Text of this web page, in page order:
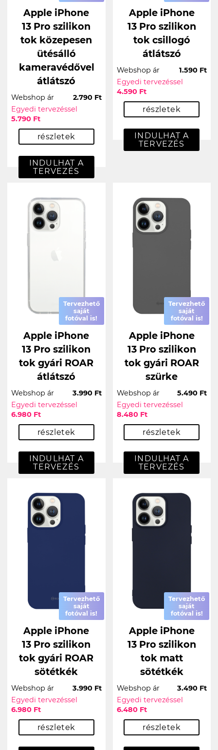
Apple iPhone
13 Pro szilikon
tok közepesen
ütésálló
kameravédővel
átlátszó
Webshop ár
2.790 Ft
Egyedi tervezéssel
5.790 Ft
részletek
INDULHAT A
TERVEZÉS
Apple iPhone
13 Pro szilikon
tok csillogó
átlátszó
Webshop ár
1.590 Ft
Egyedi tervezéssel
4.590 Ft
részletek
INDULHAT A
TERVEZÉS
Tervezhető
saját
fotóval is!
Apple iPhone
13 Pro szilikon
tok gyári ROAR
átlátszó
Webshop ár
3.990 Ft
Egyedi tervezéssel
6.980 Ft
részletek
INDULHAT A
TERVEZÉS
Tervezhető
saját
fotóval is!
Apple iPhone
13 Pro szilikon
tok gyári ROAR
szürke
Webshop ár
5.490 Ft
Egyedi tervezéssel
8.480 Ft
részletek
INDULHAT A
TERVEZÉS
Tervezhető
saját
fotóval is!
Apple iPhone
13 Pro szilikon
tok gyári ROAR
sötétkék
Webshop ár
3.990 Ft
Egyedi tervezéssel
6.980 Ft
részletek
Tervezhető
saját
fotóval is!
Apple iPhone
13 Pro szilikon
tok matt
sötétkék
Webshop ár
3.490 Ft
Egyedi tervezéssel
6.480 Ft
részletek